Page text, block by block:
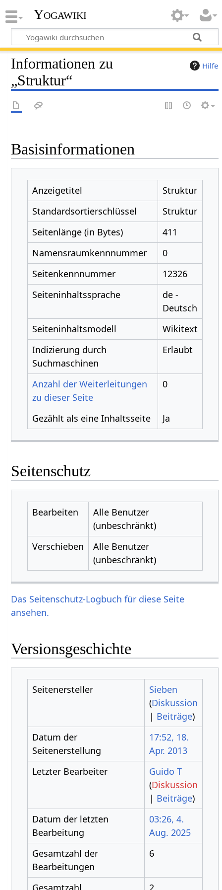
Yogawiki
Hilfe
Informationen zu
„Struktur“
Basisinformationen
Anzeigetitel
Struktur
Standardsortierschlüssel
Struktur
Seitenlänge (in Bytes)
411
Namensraumkennnummer
0
Seitenkennnummer
12326
Seiteninhaltssprache
de -
Deutsch
Seiteninhaltsmodell
Wikitext
Indizierung durch
Suchmaschinen
Erlaubt
Anzahl der Weiterleitungen
zu dieser Seite
0
Gezählt als eine Inhaltsseite Ja
Seitenschutz
Bearbeiten
Alle Benutzer
(unbeschränkt)
Verschieben
Alle Benutzer
(unbeschränkt)
Das Seitenschutz-Logbuch für diese Seite
ansehen.
Versionsgeschichte
Seitenersteller
Sieben
(Diskussion
| Beiträge)
Datum der
Seitenerstellung
17:52, 18.
Apr. 2013
Letzter Bearbeiter
Guido T
(Diskussion
| Beiträge)
Datum der letzten
Bearbeitung
03:26, 4.
Aug. 2025
Gesamtzahl der
Bearbeitungen
6
Gesamtzahl 2